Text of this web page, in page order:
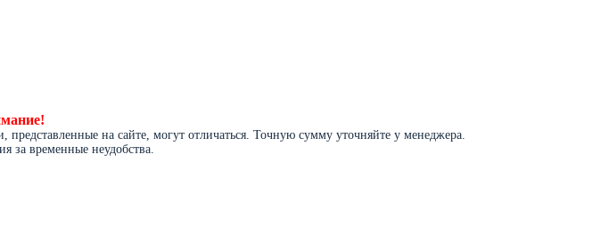
на сайте, могут отличаться. Точную сумму уточняйте у менеджера.
за временные неудобства.